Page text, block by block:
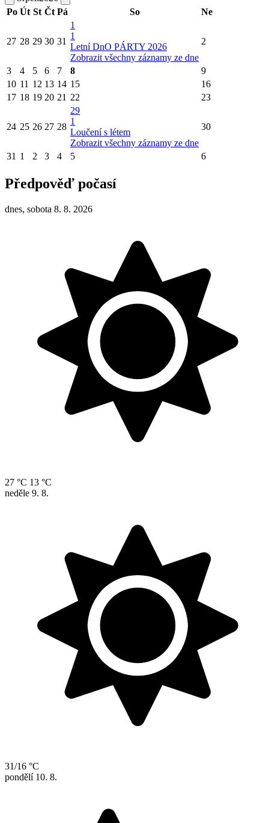
Po Út St Čt Pá So Ne
27 28 29 30 31
1
1
Letní DnO PÁRTY 2026
Zobrazit všechny záznamy ze dne
2
3 4 5 6 7 8
9
10 11 12 13 14 15
16
17 18 19 20 21 22 23
24 25 26 27 28
29
1
Loučení s létem
Zobrazit všechny záznamy ze dne
30
31 1 2 3 4 5 6
Předpověď počasí
dnes, sobota 8. 8. 2026
27 °C 13 °C
neděle 9. 8.
31/16 °C
pondělí 10. 8.